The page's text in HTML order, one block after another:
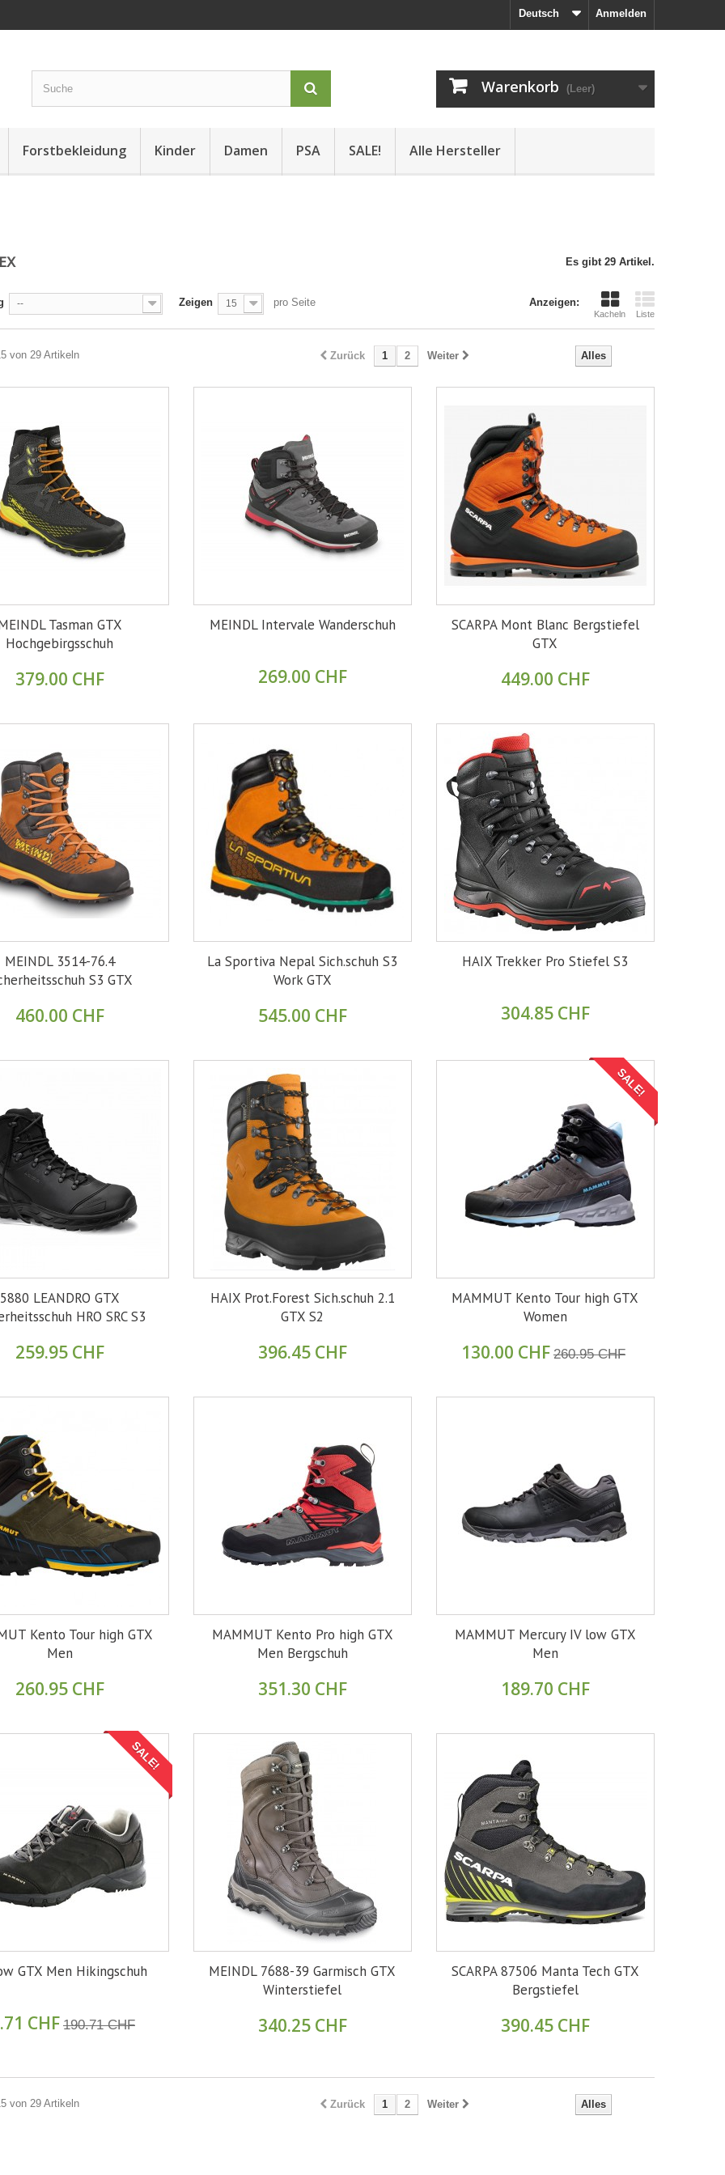
Anmelden
Deutsch
Warenkorb (Leer)
Forstbekleidung Kinder Damen PSA SALE! Alle Hersteller
Es gibt 29 Artikel.
Anzeigen:
Kacheln Liste
-- Zeigen 15 pro Seite
Alles
Zurück 1 2 Weiter
von 29 Artikeln
Tasman GTX
Hochgebirgsschuh
379.00 CHF
MEINDL Intervale Wanderschuh
269.00 CHF
SCARPA Mont Blanc Bergstiefel
GTX
449.00 CHF
MEINDL 3514-76.4
S3 GTX
460.00 CHF
La Sportiva Nepal Sich.schuh S3
Work GTX
545.00 CHF
HAIX Trekker Pro Stiefel S3
304.85 CHF
5880 LEANDRO GTX
HRO SRC S3
259.95 CHF
HAIX Prot.Forest Sich.schuh 2.1
GTX S2
396.45 CHF
SALE!
MAMMUT Kento Tour high GTX
Women
130.00 CHF 260.95 CHF
Kento Tour high GTX
Men
260.95 CHF
MAMMUT Kento Pro high GTX
Men Bergschuh
351.30 CHF
MAMMUT Mercury IV low GTX
Men
189.70 CHF
SALE!
GTX Men Hikingschuh
CHF 190.71 CHF
MEINDL 7688-39 Garmisch GTX
Winterstiefel
340.25 CHF
SCARPA 87506 Manta Tech GTX
Bergstiefel
390.45 CHF
Alles
Zurück 1 2 Weiter
von 29 Artikeln